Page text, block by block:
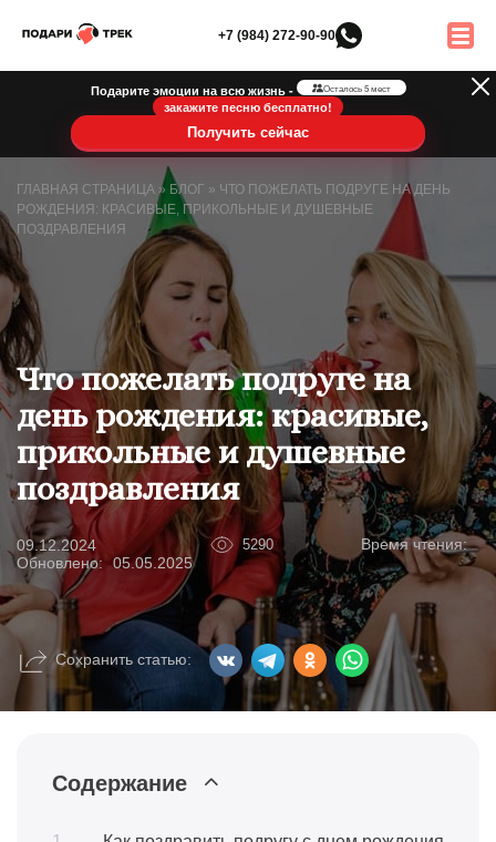
+7 (984) 272-90-90
Подарите эмоции на всю жизнь - Осталось 5 мест
закажите песню бесплатно!
Получить сейчас
ГЛАВНАЯ СТРАНИЦА » БЛОГ » ЧТО ПОЖЕЛАТЬ ПОДРУГЕ НА ДЕНЬ
РОЖДЕНИЯ: КРАСИВЫЕ, ПРИКОЛЬНЫЕ И ДУШЕВНЫЕ
ПОЗДРАВЛЕНИЯ
Что пожелать подруге на
день рождения: красивые,
прикольные и душевные
поздравления
09.12.2024 5290
Время чтения:
Обновлено: 05.05.2025
Сохранить статью:
Содержание